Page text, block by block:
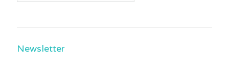
Newsletter